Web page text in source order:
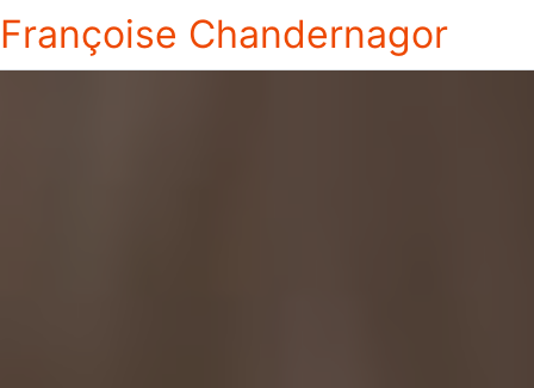
Françoise Chandernagor